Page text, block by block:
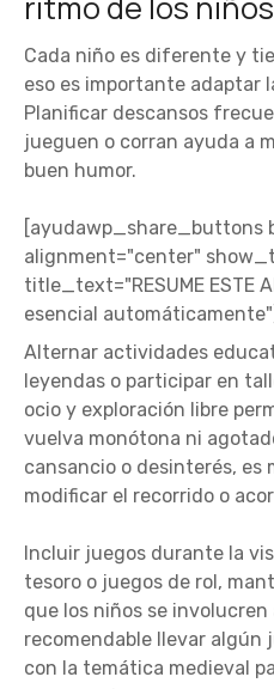
Cada niño es diferente y
eso es importante adaptar
Planificar descansos
jueguen o corran ayuda a
buen humor.
[ayudawp_share_buttons
alignment="center"
title_text="RESUME ESTE
esencial automáticamente"]
Alternar actividades
leyendas o participar en
ocio y exploración libre
vuelva monótona ni
cansancio o desinterés, es
modificar el recorrido o
Incluir juegos durante la
tesoro o juegos de rol,
que los niños se
recomendable llevar algún
con la temática medieval